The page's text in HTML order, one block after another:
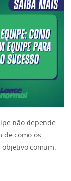
não depende
de como os
comum.